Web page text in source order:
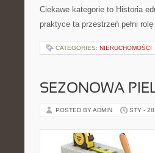
Ciekawe kategorie to Historia
praktyce ta przestrzeń pełni
CATEGORIES: NIERUCHOMOŚCI
SEZONOWA
POSTED BY ADMIN STY -